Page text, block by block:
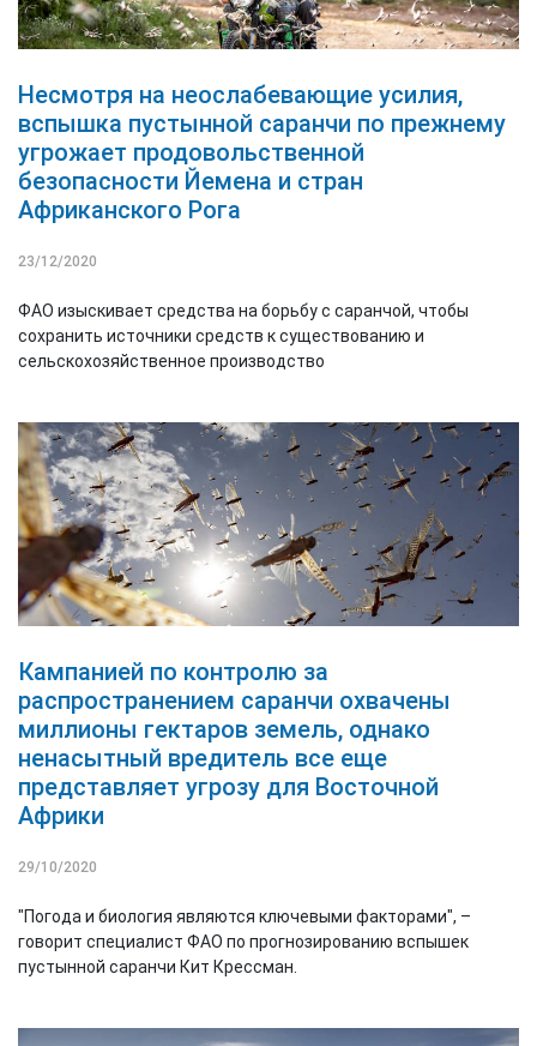
Несмотря на неослабевающие усилия,
вспышка пустынной саранчи по прежнему
угрожает продовольственной
безопасности Йемена и стран
Африканского Рога
23/12/2020
ФАО изыскивает средства на борьбу с саранчой, чтобы
сохранить источники средств к существованию и
сельскохозяйственное производство
Кампанией по контролю за
распространением саранчи охвачены
миллионы гектаров земель, однако
ненасытный вредитель все еще
представляет угрозу для Восточной
Африки
29/10/2020
"Погода и биология являются ключевыми факторами", –
говорит специалист ФАО по прогнозированию вспышек
пустынной саранчи Кит Крессман.